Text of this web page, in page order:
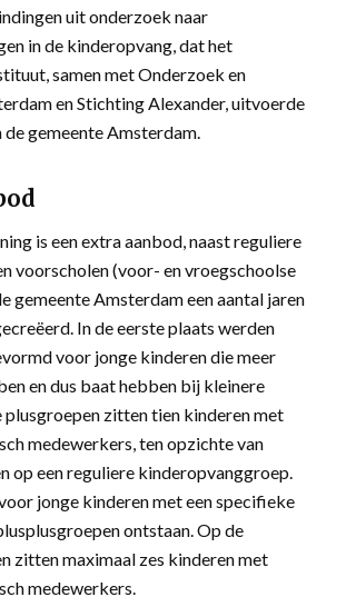
uit onderzoek naar
in de kinderopvang, dat het
samen met Onderzoek en
en Stichting Alexander, uitvoerde
de gemeente Amsterdam.
is een extra aanbod, naast reguliere
voorscholen (voor- en vroegschoolse
gemeente Amsterdam een aantal jaren
In de eerste plaats werden
voor jonge kinderen die meer
en dus baat hebben bij kleinere
plusgroepen zitten tien kinderen met
medewerkers, ten opzichte van
op een reguliere kinderopvanggroep.
jonge kinderen met een specifieke
ontstaan. Op de
zitten maximaal zes kinderen met
medewerkers.